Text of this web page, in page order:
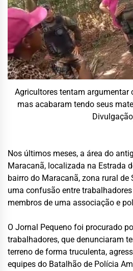
Agricultores tentam argumentar
mas acabaram tendo seus
Nos últimos meses, a área do
Maracanã, localizada na Estrada
bairro do Maracanã, zona rural de
uma confusão entre
membros de uma associação e
O Jornal Pequeno foi procurado
trabalhadores, que denunciaram
terreno de forma truculenta,
equipes do Batalhão de Polícia